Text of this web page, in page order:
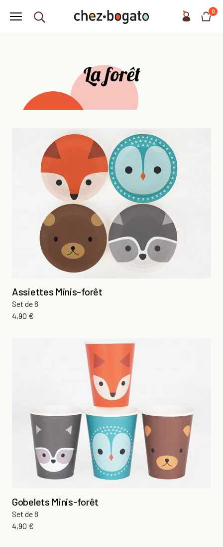
0
La forêt
Assiettes Minis-forêt
Set de 8
Prix
4,90 €
Gobelets Minis-forêt
Set de 8
Prix
4,90 €